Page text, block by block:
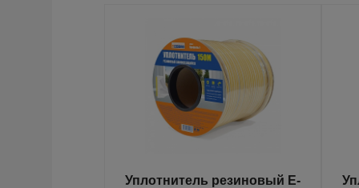
Уплотнитель резиновый E-